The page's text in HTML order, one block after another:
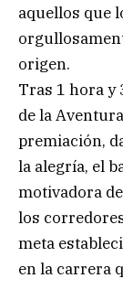
aquellos que
origen.
Tras 1 hora y
de la
premiación,
la alegría, el
motivadora
los
meta
en la carrera